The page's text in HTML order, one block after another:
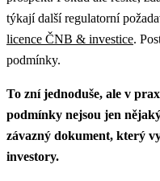
týkají další regulatorní
licence ČNB & investice.
podmínky.
To zní jednoduše, ale v
podmínky nejsou jen
závazný dokument, který
investory.